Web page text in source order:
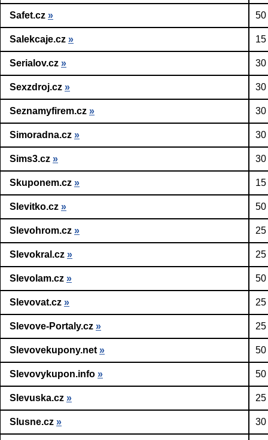
Safet.cz » 50
Salekcaje.cz »
Serialov.cz » 30
Sexzdroj.cz » 30
Seznamyfirem.cz » 30
Simoradna.cz » 30
Sims3.cz » 30
Skuponem.cz »
Slevitko.cz » 50
Slevohrom.cz »
Slevokral.cz »
Slevolam.cz » 50
Slevovat.cz »
Slevove-Portaly.cz »
Slevovekupony.net » 50
Slevovykupon.info » 50
Slevuska.cz »
Slusne.cz » 30